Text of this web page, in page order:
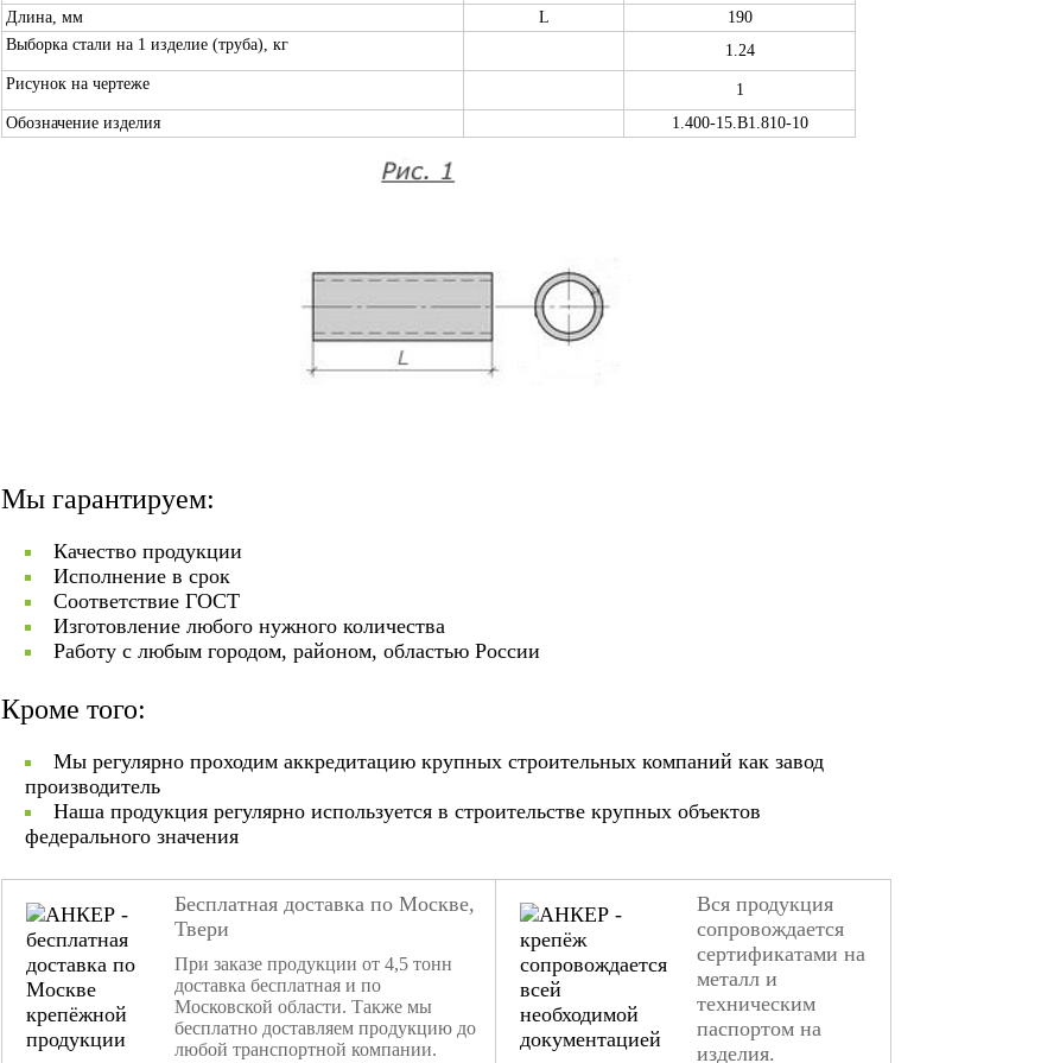
Длина, мм
L
190
Выборка стали на 1 изделие (труба), кг
1.24
Рисунок на чертеже
1
Обозначение изделия
1.400-15.B1.810-10
Мы гарантируем:
Качество продукции
Исполнение в срок
Соответствие ГОСТ
Изготовление любого нужного количества
Работу с любым городом, районом, областью России
Кроме того:
Мы регулярно проходим аккредитацию крупных строительных компаний как завод
производитель
Наша продукция регулярно используется в строительстве крупных объектов
федерального значения
Бесплатная доставка по Москве,
Твери
При заказе продукции от 4,5 тонн
доставка бесплатная и по
Московской области. Также мы
бесплатно доставляем продукцию до
любой транспортной компании.
Вся продукция
сопровождается
сертификатами на
металл и
техническим
паспортом на
изделия.